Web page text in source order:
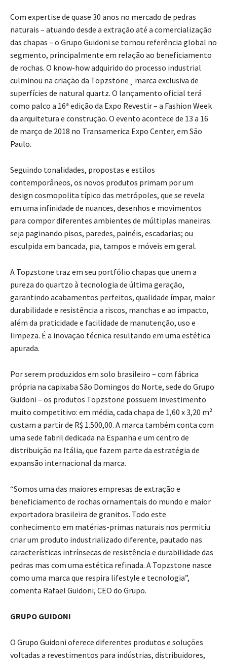
Com expertise de quase 30 anos no mercado de pedras
naturais – atuando desde a extração até a comercialização
das chapas – o Grupo Guidoni se tornou referência global no
segmento, principalmente em relação ao beneficiamento
de rochas. O know-how adquirido do processo industrial
culminou na criação da Topzstone¸ marca exclusiva de
superfícies de natural quartz. O lançamento oficial terá
como palco a 16ª edição da Expo Revestir – a Fashion Week
da arquitetura e construção. O evento acontece de 13 a 16
de março de 2018 no Transamerica Expo Center, em São
Paulo.
Seguindo tonalidades, propostas e estilos
contemporâneos, os novos produtos primam por um
design cosmopolita típico das metrópoles, que se revela
em uma infinidade de nuances, desenhos e movimentos
para compor diferentes ambientes de múltiplas maneiras:
seja paginando pisos, paredes, painéis, escadarias; ou
esculpida em bancada, pia, tampos e móveis em geral.
A Topzstone traz em seu portfólio chapas que unem a
pureza do quartzo à tecnologia de última geração,
garantindo acabamentos perfeitos, qualidade ímpar, maior
durabilidade e resistência a riscos, manchas e ao impacto,
além da praticidade e facilidade de manutenção, uso e
limpeza. É a inovação técnica resultando em uma estética
apurada.
Por serem produzidos em solo brasileiro – com fábrica
própria na capixaba São Domingos do Norte, sede do Grupo
Guidoni – os produtos Topzstone possuem investimento
muito competitivo: em média, cada chapa de 1,60 x 3,20 m²
custam a partir de R$ 1.500,00. A marca também conta com
uma sede fabril dedicada na Espanha e um centro de
distribuição na Itália, que fazem parte da estratégia de
expansão internacional da marca.
“Somos uma das maiores empresas de extração e
beneficiamento de rochas ornamentais do mundo e maior
exportadora brasileira de granitos. Todo este
conhecimento em matérias-primas naturais nos permitiu
criar um produto industrializado diferente, pautado nas
características intrínsecas de resistência e durabilidade das
pedras mas com uma estética refinada. A Topzstone nasce
como uma marca que respira lifestyle e tecnologia”,
comenta Rafael Guidoni, CEO do Grupo.
GRUPO GUIDONI
O Grupo Guidoni oferece diferentes produtos e soluções
voltadas a revestimentos para indústrias, distribuidores,